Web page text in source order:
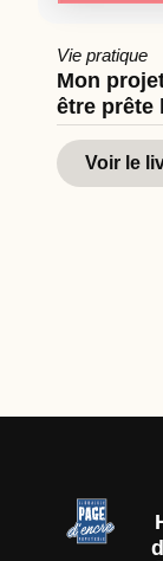
Vie pratique
Mon
être prête
Voir le